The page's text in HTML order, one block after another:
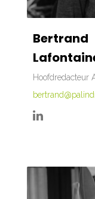
Bertrand
Hoofdredacteur